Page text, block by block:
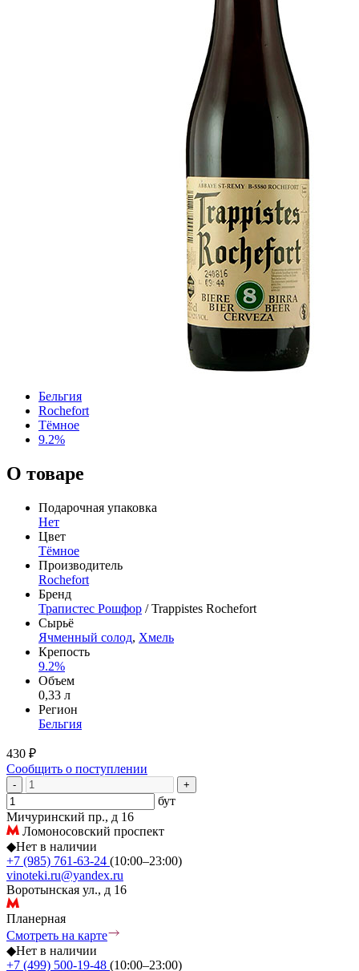
Бельгия
Rochefort
Тёмное
9.2%
О товаре
Подарочная упаковка
Нет
Цвет
Тёмное
Производитель
Rochefort
Бренд
Трапистес Рошфор / Trappistes Rochefort
Сырьё
Ячменный солод, Хмель
Крепость
9.2%
Объем
0,33 л
Регион
Бельгия
430 ₽
Сообщить о поступлении
- +
бут
Мичуринский пр., д 16
Ломоносовский проспект
◆Нет в наличии
+7 (985) 761-63-24 (10:00–23:00)
vinoteki.ru@yandex.ru
Воротынская ул., д 16
Планерная
Смотреть на карте
◆Нет в наличии
+7 (499) 500-19-48 (10:00–23:00)